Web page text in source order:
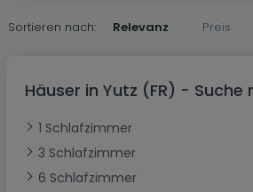
Herrenhaus
Landhaus
Bungalow
Maisonnette
Erdgeschoss
Gewerbliches Grundstück
Garage - Parkplatz
Gewerbe
Geschäft
Restaurant
Sortieren nach: Relevanz Preis
Häuser in Yutz (FR) -
1 Schlafzimmer
3 Schlafzimmer
6 Schlafzimmer